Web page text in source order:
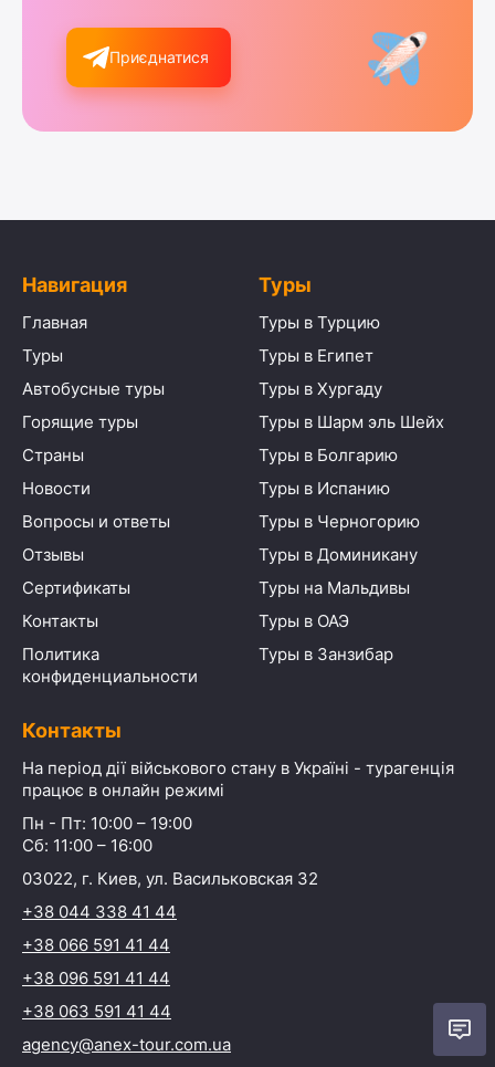
Приєднатися
Навигация
Главная
Туры
Автобусные туры
Горящие туры
Страны
Новости
Вопросы и ответы
Отзывы
Сертификаты
Контакты
Политика
конфиденциальности
Туры
Туры в Турцию
Туры в Египет
Туры в Хургаду
Туры в Шарм эль Шейх
Туры в Болгарию
Туры в Испанию
Туры в Черногорию
Туры в Доминикану
Туры на Мальдивы
Туры в ОАЭ
Туры в Занзибар
Контакты
На період дії військового стану в Україні - турагенція
працює в онлайн режимі
Пн - Пт: 10:00 – 19:00
Сб: 11:00 – 16:00
03022, г. Киев, ул. Васильковская 32
+38 044 338 41 44
+38 066 591 41 44
+38 096 591 41 44
+38 063 591 41 44
agency@anex-tour.com.ua